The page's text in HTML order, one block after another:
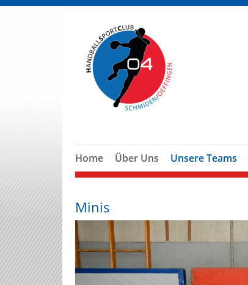
Home Über Uns Unsere Teams
Minis